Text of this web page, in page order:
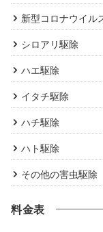
新型コロナウイル
シロアリ駆除
ハエ駆除
イタチ駆除
ハチ駆除
ハト駆除
その他の害虫駆除
料金表